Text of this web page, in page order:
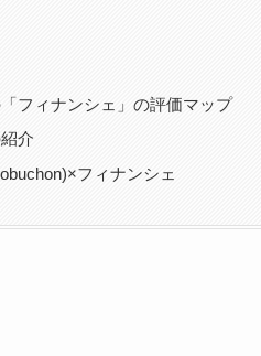
フィナンシェ」の評価マップ
介
フィナンシェ